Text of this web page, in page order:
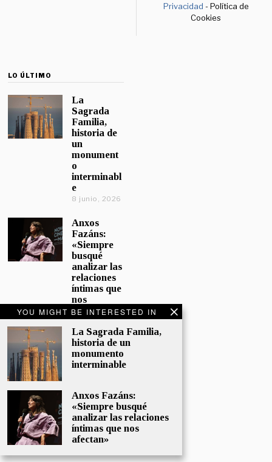
YOU MIGHT BE INTERESTED IN
La Sagrada Familia,
historia de un
monumento
interminable
Anxos Fazáns:
«Siempre busqué
analizar las relaciones
íntimas que nos
afectan»
Privacidad - Política de
Cookies
LO ÚLTIMO
La
Sagrada
Familia,
historia de
un
monument
o
interminabl
e
8 junio, 2026
Anxos
Fazáns:
«Siempre
busqué
analizar las
relaciones
íntimas que
nos
afectan»
5 junio, 2026
El hijo de la
cómica, el
homenaje
Sacristán a
Fernán
Gómez
28 mayo,
2026